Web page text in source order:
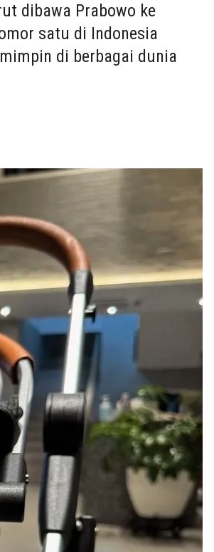
dibawa Prabowo ke
satu di Indonesia
di berbagai dunia